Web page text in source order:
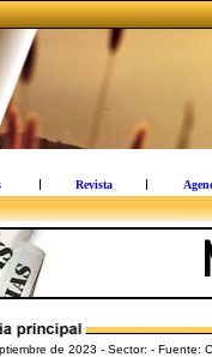
Revista
de 2023 - Sector: - Fuente: